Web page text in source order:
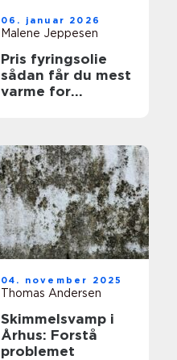
06. januar 2026
Malene Jeppesen
Pris fyringsolie
sådan får du mest
varme for
04. november 2025
Thomas Andersen
Skimmelsvamp i
Århus: Forstå
problemet